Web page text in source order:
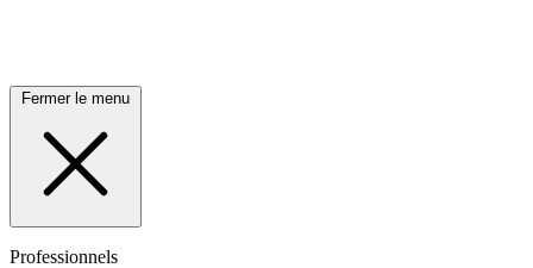
Fermer le menu
Professionnels